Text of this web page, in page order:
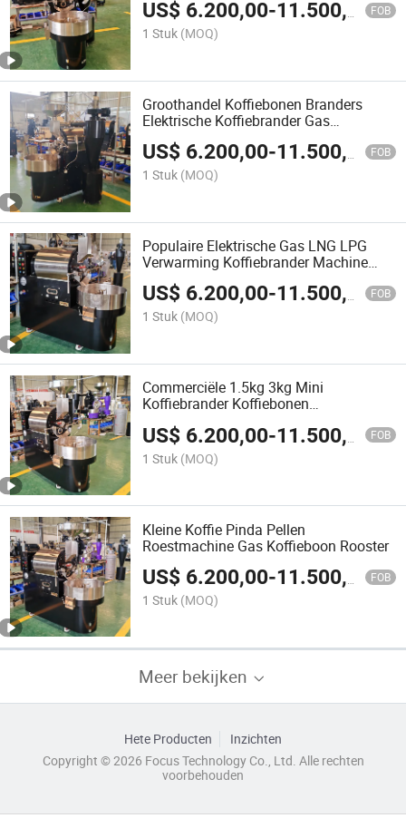
US$ 6.200,00-11.500,00 FOB
1 Stuk (MOQ)
Groothandel Koffiebonen Branders
Elektrische Koffiebrander Gas
Koffiebrander Machine
US$ 6.200,00-11.500,00 FOB
1 Stuk (MOQ)
Populaire Elektrische Gas LNG LPG
Verwarming Koffiebrander Machine
Desktop Koffieboon Brander
US$ 6.200,00-11.500,00 FOB
1 Stuk (MOQ)
Commerciële 1.5kg 3kg Mini
Koffiebrander Koffiebonen
US$ 6.200,00-11.500,00 FOB
1 Stuk (MOQ)
Kleine Koffie Pinda Pellen
Roestmachine Gas Koffieboon Rooster
US$ 6.200,00-11.500,00 FOB
1 Stuk (MOQ)
Meer bekijken
Hete Producten
Inzichten
Copyright © 2026 Focus Technology Co., Ltd. Alle rechten
voorbehouden